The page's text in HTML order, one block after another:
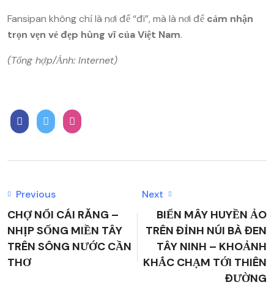
Fansipan không chỉ là nơi để “đi”, mà là nơi để cảm nhận
trọn vẹn vẻ đẹp hùng vĩ của Việt Nam.
(Tổng hợp/Ảnh: Internet)
Previous
CHỢ NỔI CÁI RĂNG –
NHỊP SỐNG MIỀN TÂY
TRÊN SÔNG NƯỚC CẦN
THƠ
Next
BIỂN MÂY HUYỀN ẢO
TRÊN ĐỈNH NÚI BÀ ĐEN
TÂY NINH – KHOẢNH
KHẮC CHẠM TỚI THIÊN
ĐƯỜNG